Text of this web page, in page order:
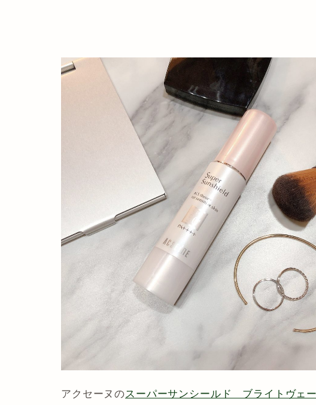
アクセーヌのスーパーサンシールド ブライトヴェ